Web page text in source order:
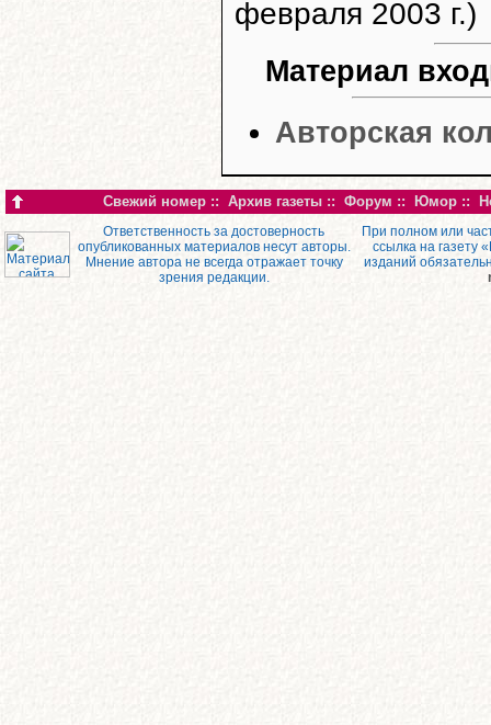
февраля 2003 г.)
Материал
Авторская
Свежий номер :: Архив газеты :: Форум :: Юмор ::
Ответственность за достоверность
опубликованных материалов несут авторы.
Мнение автора не всегда отражает точку
зрения редакции.
При полном или
ссылка на газету
изданий